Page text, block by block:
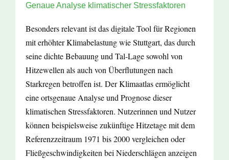
Genaue Analyse klimatischer Stressfaktoren
Besonders relevant ist das digitale Tool für Regionen
mit erhöhter Klimabelastung wie Stuttgart, das durch
seine dichte Bebauung und Tal-Lage sowohl von
Hitzewellen als auch von Überflutungen nach
Starkregen betroffen ist. Der Klimaatlas ermöglicht
eine ortsgenaue Analyse und Prognose dieser
klimatischen Stressfaktoren. Nutzerinnen und Nutzer
können beispielsweise zukünftige Hitzetage mit dem
Referenzzeitraum 1971 bis 2000 vergleichen oder
Fließgeschwindigkeiten bei Niederschlägen anzeigen